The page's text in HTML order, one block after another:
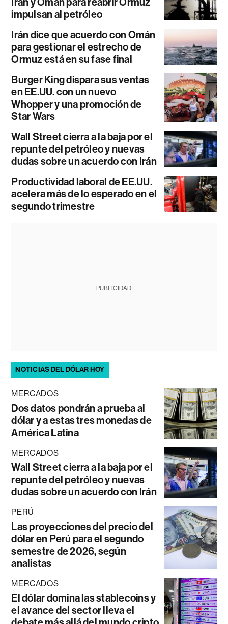
impulsan al petróleo
Irán dice que acuerdo con Omán
para gestionar el estrecho de
Ormuz está en su fase final
Burger King dispara sus ventas
en EE.UU. con un nuevo
Whopper y una promoción de
Star Wars
Wall Street cierra a la baja por el
repunte del petróleo y nuevas
dudas sobre un acuerdo con Irán
Productividad laboral de EE.UU.
acelera más de lo esperado en el
segundo trimestre
PUBLICIDAD
NOTICIAS DEL DÓLAR HOY
MERCADOS
Dos datos pondrán a prueba al
dólar y a estas tres monedas de
América Latina
MERCADOS
Wall Street cierra a la baja por el
repunte del petróleo y nuevas
dudas sobre un acuerdo con Irán
PERÚ
Las proyecciones del precio del
dólar en Perú para el segundo
semestre de 2026, según
analistas
MERCADOS
El dólar domina las stablecoins y
el avance del sector lleva el